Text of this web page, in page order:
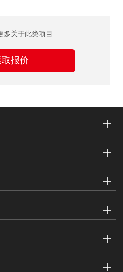
多关于此类项目
报价